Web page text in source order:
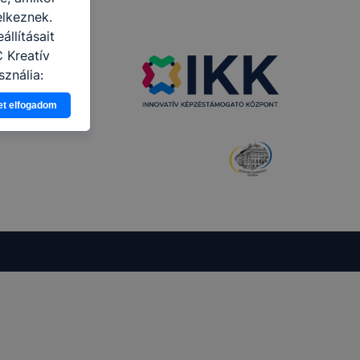
Kreatív
-annak
ha
és
elfogadom